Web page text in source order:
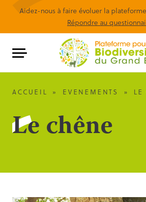
Aidez-nous à faire évoluer la
Répondre au
ACCUEIL » EVENEMENTS » LE
Le chêne